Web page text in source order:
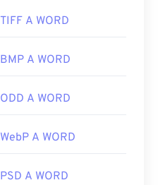
TIFF A WORD
BMP A WORD
ODD A WORD
WebP A WORD
PSD A WORD